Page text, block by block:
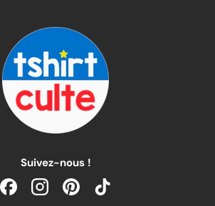
Suivez-nous !
FacebookInstagramPinterestTikTok